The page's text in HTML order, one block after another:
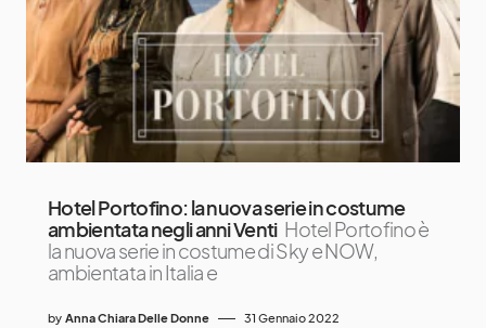
Hotel Portofino: la nuova serie in costume
ambientata negli anni Venti Hotel Portofino è
la nuova serie in costume di Sky e NOW,
ambientata in Italia e
by Anna Chiara Delle Donne 31 Gennaio 2022